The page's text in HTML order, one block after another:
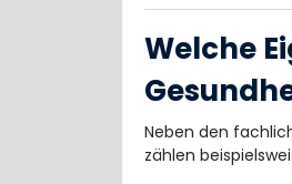
Welche
Neben den
zählen